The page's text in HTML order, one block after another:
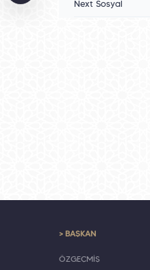
Next Sosyal
> BAŞKAN
ÖZGEÇMİŞ